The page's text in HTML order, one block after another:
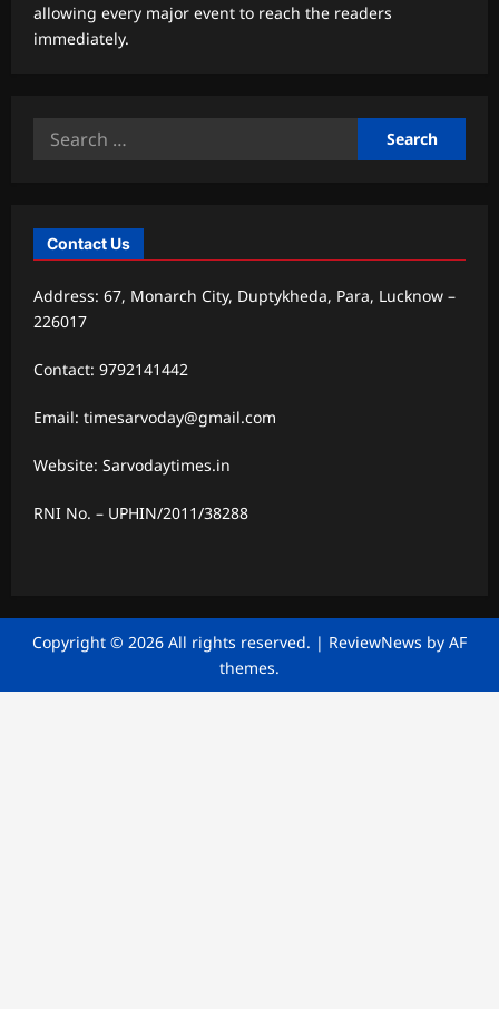
allowing every major event to reach the readers
immediately.
Search
Contact Us
Address: 67, Monarch City, Duptykheda, Para, Lucknow –
226017
Contact: 9792141442
Email: timesarvoday@gmail.com
Website: Sarvodaytimes.in
RNI No. – UPHIN/2011/38288
Copyright © 2026 All rights reserved. | ReviewNews by AF
themes.